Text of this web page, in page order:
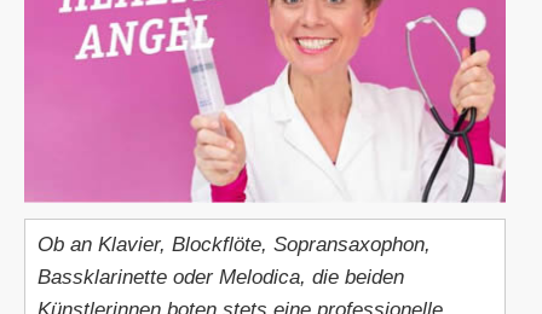
Ob an Klavier, Blockflöte, Sopransaxophon,
Bassklarinette oder Melodica, die beiden